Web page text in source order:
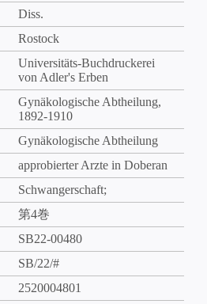
Diss.
Rostock
Universitäts-Buchdruckerei
von Adler's Erben
Gynäkologische Abtheilung,
1892-1910
Gynäkologische Abtheilung
approbierter Arzte in Doberan
Schwangerschaft;
第4巻
SB22-00480
SB/22/#
2520004801